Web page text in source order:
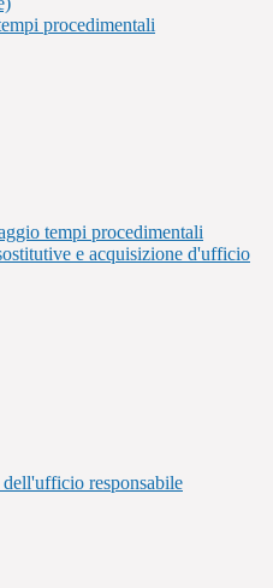
procedimentali
tempi procedimentali
e acquisizione d'ufficio
responsabile